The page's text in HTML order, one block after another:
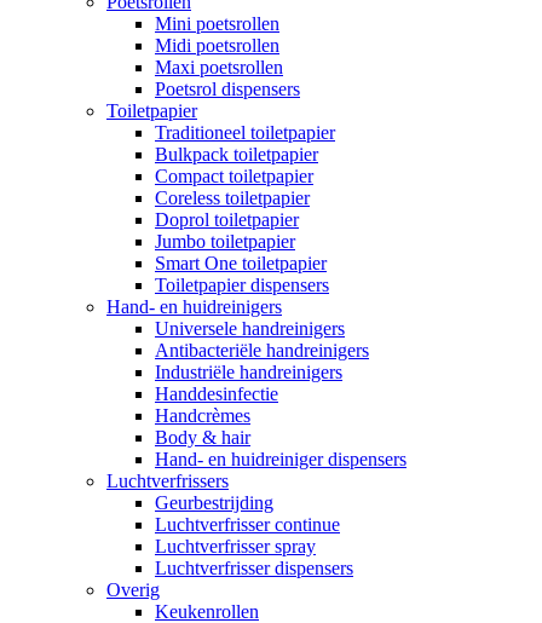
Mini poetsrollen
Midi poetsrollen
Maxi poetsrollen
Poetsrol dispensers
Toiletpapier
Traditioneel toiletpapier
Bulkpack toiletpapier
Compact toiletpapier
Coreless toiletpapier
Doprol toiletpapier
Jumbo toiletpapier
Smart One toiletpapier
Toiletpapier dispensers
Hand- en huidreinigers
Universele handreinigers
Antibacteriële handreinigers
Industriële handreinigers
Handdesinfectie
Handcrèmes
Body & hair
Hand- en huidreiniger dispensers
Luchtverfrissers
Geurbestrijding
Luchtverfrisser continue
Luchtverfrisser spray
Luchtverfrisser dispensers
Overig
Keukenrollen